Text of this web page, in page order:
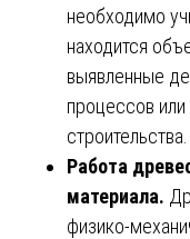
необходимо
находится
выявленные
процессов или
строительства.
Работа
материала.
физико-